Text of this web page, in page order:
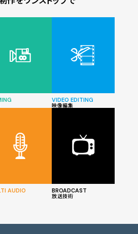
VIDEO EDITING
映像編集
AUDIO BROADCAST
放送技術